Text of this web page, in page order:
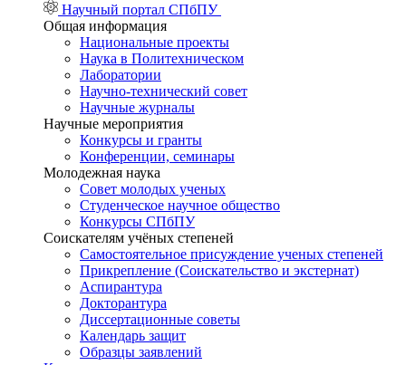
Научный портал СПбПУ
Общая информация
Национальные проекты
Наука в Политехническом
Лаборатории
Научно-технический совет
Научные журналы
Научные мероприятия
Конкурсы и гранты
Конференции, семинары
Молодежная наука
Совет молодых ученых
Студенческое научное общество
Конкурсы СПбПУ
Соискателям учёных степеней
Самостоятельное присуждение ученых степеней
Прикрепление (Соискательство и экстернат)
Аспирантура
Докторантура
Диссертационные советы
Календарь защит
Образцы заявлений